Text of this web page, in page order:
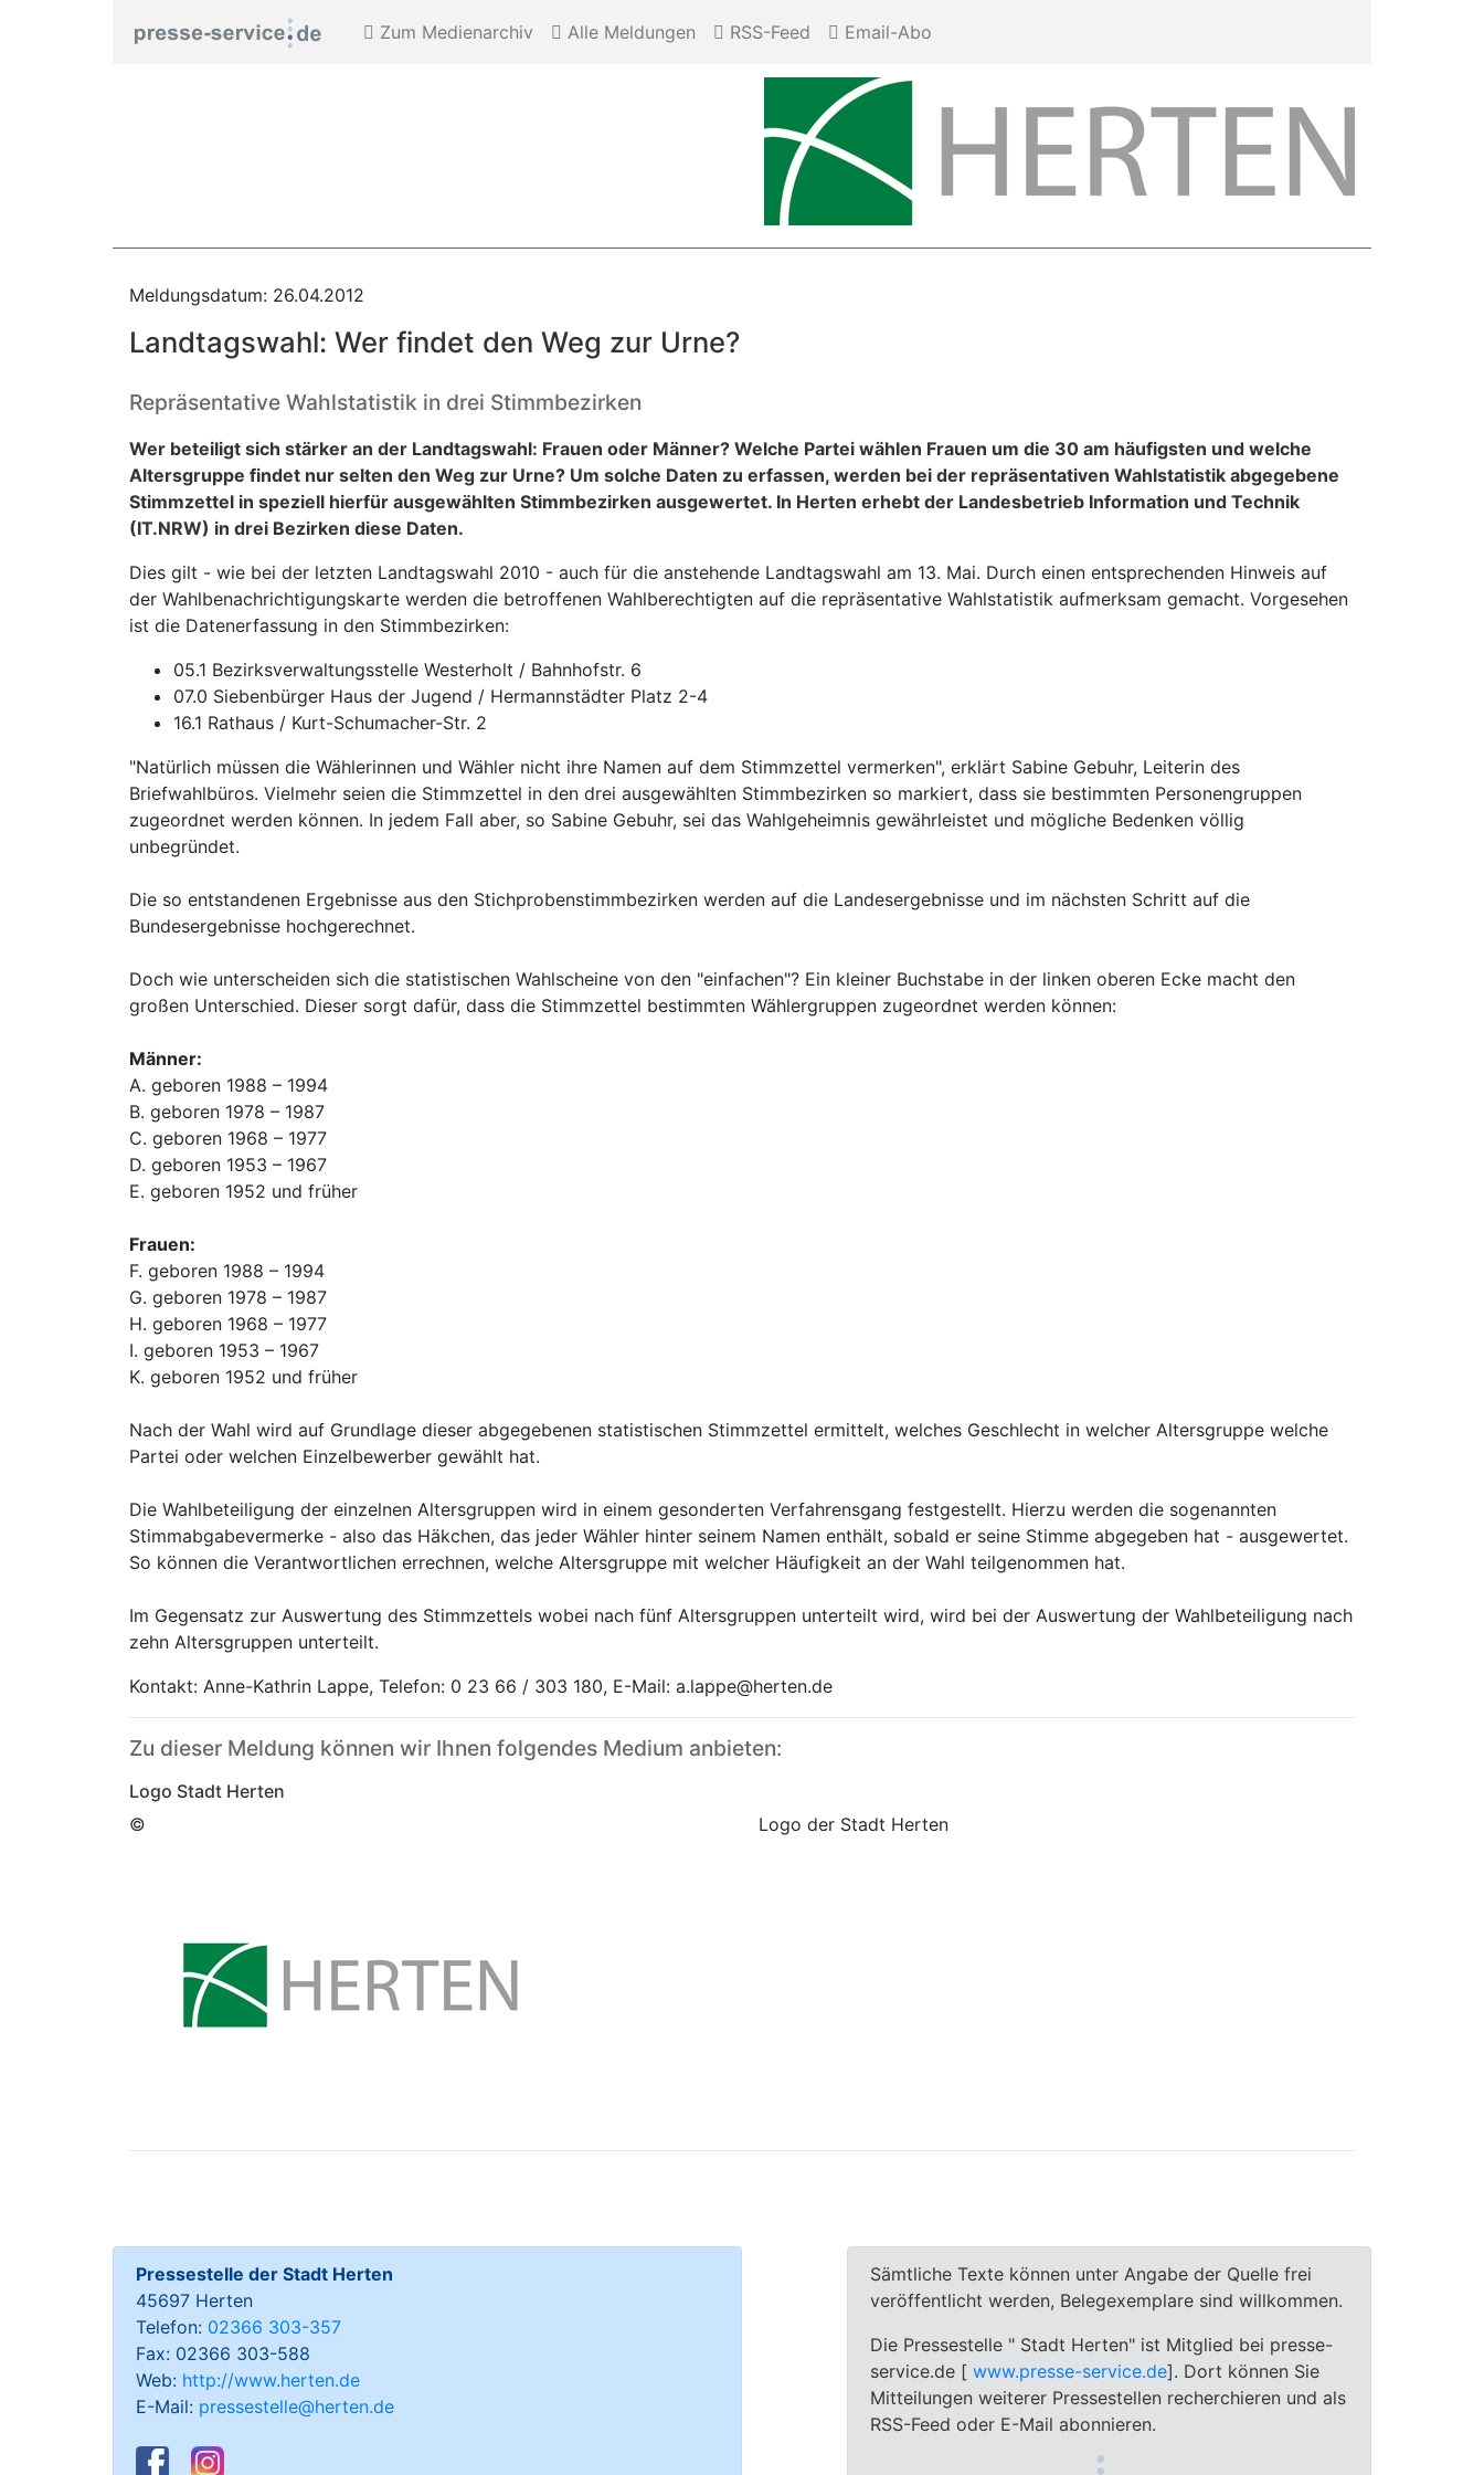
Zum Medienarchiv Alle Meldungen RSS-Feed Email-Abo
Meldungsdatum: 26.04.2012
Landtagswahl: Wer findet den Weg zur Urne?
Repräsentative Wahlstatistik in drei Stimmbezirken
Wer beteiligt sich stärker an der Landtagswahl: Frauen oder Männer? Welche Partei wählen Frauen um die 30 am häufigsten und welche
Altersgruppe findet nur selten den Weg zur Urne? Um solche Daten zu erfassen, werden bei der repräsentativen Wahlstatistik abgegebene
Stimmzettel in speziell hierfür ausgewählten Stimmbezirken ausgewertet. In Herten erhebt der Landesbetrieb Information und Technik
(IT.NRW) in drei Bezirken diese Daten.
Dies gilt - wie bei der letzten Landtagswahl 2010 - auch für die anstehende Landtagswahl am 13. Mai. Durch einen entsprechenden Hinweis auf
der Wahlbenachrichtigungskarte werden die betroffenen Wahlberechtigten auf die repräsentative Wahlstatistik aufmerksam gemacht. Vorgesehen
ist die Datenerfassung in den Stimmbezirken:
05.1 Bezirksverwaltungsstelle Westerholt / Bahnhofstr. 6
07.0 Siebenbürger Haus der Jugend / Hermannstädter Platz 2-4
16.1 Rathaus / Kurt-Schumacher-Str. 2
"Natürlich müssen die Wählerinnen und Wähler nicht ihre Namen auf dem Stimmzettel vermerken", erklärt Sabine Gebuhr, Leiterin des
Briefwahlbüros. Vielmehr seien die Stimmzettel in den drei ausgewählten Stimmbezirken so markiert, dass sie bestimmten Personengruppen
zugeordnet werden können. In jedem Fall aber, so Sabine Gebuhr, sei das Wahlgeheimnis gewährleistet und mögliche Bedenken völlig
unbegründet.
Die so entstandenen Ergebnisse aus den Stichprobenstimmbezirken werden auf die Landesergebnisse und im nächsten Schritt auf die
Bundesergebnisse hochgerechnet.
Doch wie unterscheiden sich die statistischen Wahlscheine von den "einfachen"? Ein kleiner Buchstabe in der linken oberen Ecke macht den
großen Unterschied. Dieser sorgt dafür, dass die Stimmzettel bestimmten Wählergruppen zugeordnet werden können:
Männer:
A. geboren 1988 – 1994
B. geboren 1978 – 1987
C. geboren 1968 – 1977
D. geboren 1953 – 1967
E. geboren 1952 und früher
Frauen:
F. geboren 1988 – 1994
G. geboren 1978 – 1987
H. geboren 1968 – 1977
I. geboren 1953 – 1967
K. geboren 1952 und früher
Nach der Wahl wird auf Grundlage dieser abgegebenen statistischen Stimmzettel ermittelt, welches Geschlecht in welcher Altersgruppe welche
Partei oder welchen Einzelbewerber gewählt hat.
Die Wahlbeteiligung der einzelnen Altersgruppen wird in einem gesonderten Verfahrensgang festgestellt. Hierzu werden die sogenannten
Stimmabgabevermerke - also das Häkchen, das jeder Wähler hinter seinem Namen enthält, sobald er seine Stimme abgegeben hat - ausgewertet.
So können die Verantwortlichen errechnen, welche Altersgruppe mit welcher Häufigkeit an der Wahl teilgenommen hat.
Im Gegensatz zur Auswertung des Stimmzettels wobei nach fünf Altersgruppen unterteilt wird, wird bei der Auswertung der Wahlbeteiligung nach
zehn Altersgruppen unterteilt.
Kontakt: Anne-Kathrin Lappe, Telefon: 0 23 66 / 303 180, E-Mail: a.lappe@herten.de
Zu dieser Meldung können wir Ihnen folgendes Medium anbieten:
Logo Stadt Herten
©
Logo der Stadt Herten
Pressestelle der Stadt Herten
45697 Herten
Telefon: 02366 303-357
Fax: 02366 303-588
Web: http://www.herten.de
E-Mail: pressestelle@herten.de
Sämtliche Texte können unter Angabe der Quelle frei
veröffentlicht werden, Belegexemplare sind willkommen.
Die Pressestelle " Stadt Herten" ist Mitglied bei presse-
service.de [ www.presse-service.de]. Dort können Sie
Mitteilungen weiterer Pressestellen recherchieren und als
RSS-Feed oder E-Mail abonnieren.